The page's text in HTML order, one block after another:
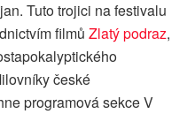
Tuto trojici na festivalu
filmů Zlatý podraz,
české
programová sekce V